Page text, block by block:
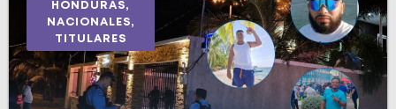
HONDURAS,
NACIONALES,
TITULARES